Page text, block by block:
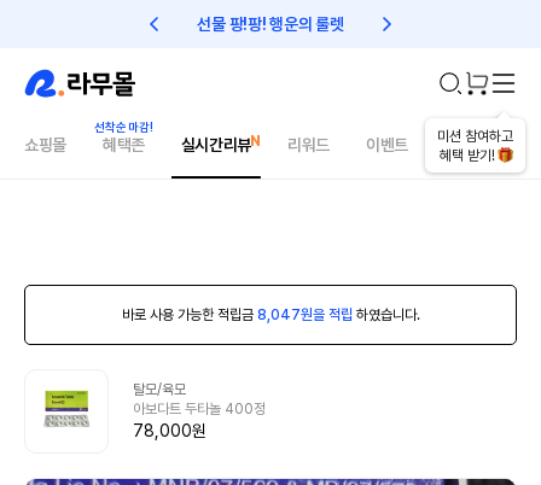
선물 팡!팡! 행운의 룰렛 친구초대 1만원 리워드!
미션 참여하고
혜택 받기!
쇼핑몰 혜택존 실시간리뷰 리워드 이벤트 건강매거진
바로 사용 가능한 적립금 8,047원을 적립 하였습니다.
탈모/육모
아보다트 두타놀 400정
78,000원